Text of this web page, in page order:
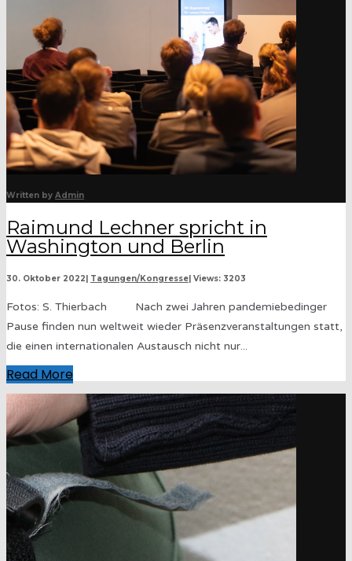
Written by Admin
Raimund Lechner spricht in
Washington und Berlin
30. Oktober 2022| Tagungen/Kongresse| Views: 3203
Fotos: S. Thierbach Nach zwei Jahren pandemiebedinger
Pause finden nun weltweit wieder Präsenzveranstaltungen statt,
die einen internationalen Austausch nicht nur...
Read More